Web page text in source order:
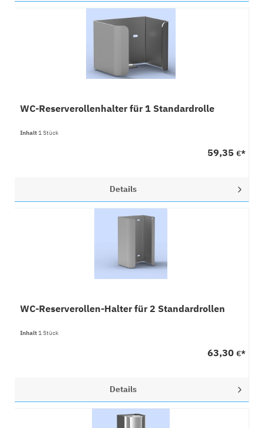
WC-Reserverollenhalter für 1 Standardrolle
Inhalt1 Stück
59,35 €*
Details
WC-Reserverollen-Halter für 2 Standardrollen
Inhalt1 Stück
63,30 €*
Details